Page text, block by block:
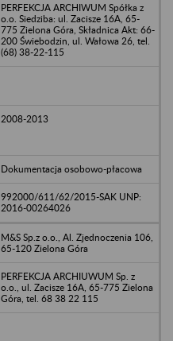
PERFEKCJA ARCHIWUM Spółka z
o.o. Siedziba: ul. Zacisze 16A, 65-
775 Zielona Góra, Składnica Akt: 66-
200 Świebodzin, ul. Wałowa 26, tel.
(68) 38-22-115
2008-2013
Dokumentacja osobowo-płacowa
992000/611/62/2015-SAK UNP:
2016-00264026
M&S Sp.z o.o., Al. Zjednoczenia 106,
65-120 Zielona Góra
PERFEKCJA ARCHIUWUM Sp. z
o.o., ul. Zacisze 16A, 65-775 Zielona
Góra, tel. 68 38 22 115